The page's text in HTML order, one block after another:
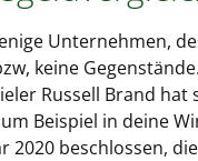
Unternehmen,
keine
Russell Brand
Beispiel in deine
2020 beschlossen,